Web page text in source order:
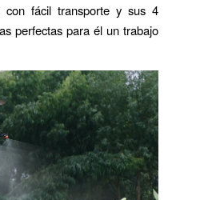
con fácil transporte y sus 4
perfectas para él un trabajo